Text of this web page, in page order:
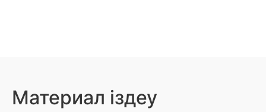
Материал іздеу